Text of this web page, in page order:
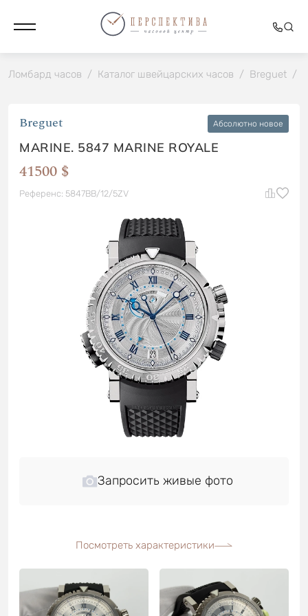
Ломбард часов / Каталог швейцарских часов / Breguet /
Breguet Абсолютно новое
MARINE. 5847 MARINE ROYALE
41500 $
Референс: 5847BB/12/5ZV
Запросить живые фото
Посмотреть характеристики